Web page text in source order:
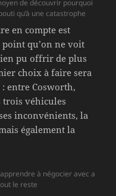
de découvrir pourquoi
qu’à une catastrophe
en compte est
qu’on ne voit
pu offrir de plus
choix à faire sera
entre Cosworth,
trois véhicules
inconvénients, la
également la
à négocier avec a
le reste